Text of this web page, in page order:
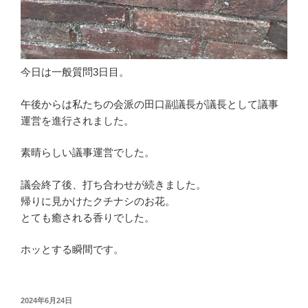
今日は一般質問3日目。
午後からは私たちの会派の田口副議長が議長として議事
運営を進行されました。
素晴らしい議事運営でした。
議会終了後、打ち合わせが続きました。
帰りに見かけたクチナシのお花。
とても癒される香りでした。
ホッとする瞬間です。
投
2024年6月24日